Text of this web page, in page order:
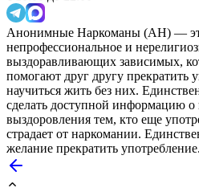
Анонимные Наркоманы (АН) —
непрофессиональное и
выздоравливающих зависимых,
помогают друг другу прекратить
научиться жить без них.
сделать доступной информацию о
выздоровления тем, кто еще
страдает от наркомании.
желание прекратить употребление.